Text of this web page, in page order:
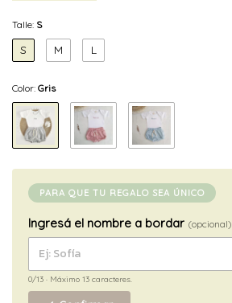
Talle: S
S M L
Color: Gris
PARA QUE TU REGALO SEA ÚNICO
Ingresá el nombre a bordar (opcional)
0/13 · Máximo 13 caracteres.